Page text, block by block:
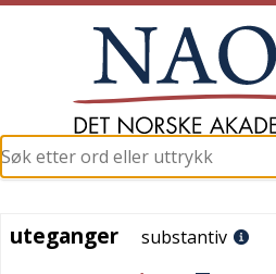
uteganger
uteganger substantiv